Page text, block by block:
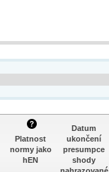
Platnost
normy jako
hEN
Datum
ukončení
presumpce
shody